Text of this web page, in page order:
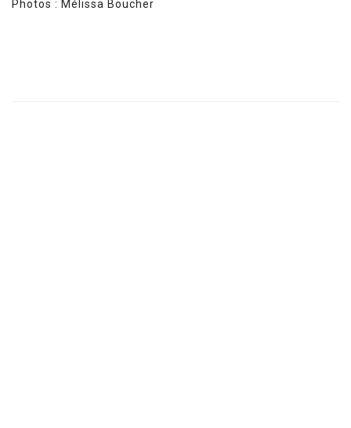
Photos : Mélissa Boucher